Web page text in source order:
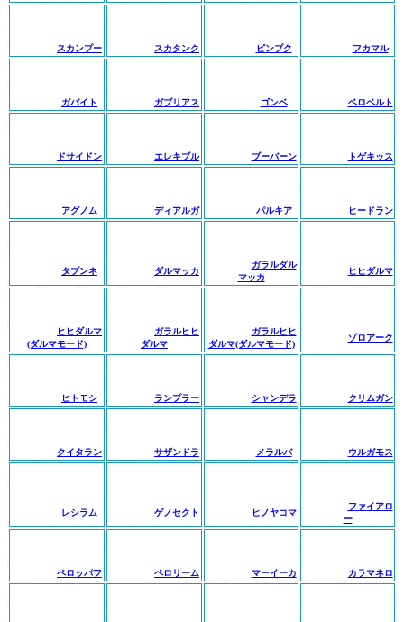
スカンプー スカタンク ピンプク フカマル
ガバイト ガブリアス ゴンベ ベロベルト
ドサイドン エレキブル ブーバーン トゲキッス
アグノム ディアルガ パルキア ヒードラン
タブンネ ダルマッカ
ガラルダル
マッカ
ヒヒダルマ
ヒヒダルマ
(ダルマモード)
ガラルヒヒ
ダルマ
ガラルヒヒ
ダルマ(ダルマモード)
ゾロアーク
ヒトモシ ランプラー シャンデラ クリムガン
クイタラン サザンドラ メラルバ ウルガモス
レシラム ゲノセクト ヒノヤコマ
ファイアロ
ー
ペロッパフ ペロリーム マーイーカ カラマネロ